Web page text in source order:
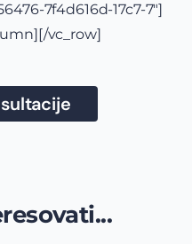
7f4d616d-17c7-7″]
vc_row]